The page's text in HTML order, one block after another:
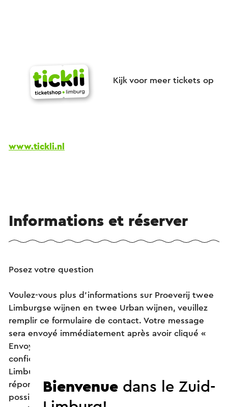
Kijk voor meer tickets op
www.tickli.nl
Informations et réserver
Posez votre question
Voulez-vous plus d’informations sur Proeverij twee
Limburgse wijnen en twee Urban wijnen, veuillez
remplir ce formulaire de contact. Votre message
sera envoyé immédiatement après avoir cliqué «
Envoyer ». Dans notre déclaration de
confidentialité, il est décrit comment Visit Zuid-
Limburg traite vos données personnelles. Pour
répondre à votre question de la meilleure façon
possible, merci de fournir le plus d’informations
Bienvenuedans le Zuid-